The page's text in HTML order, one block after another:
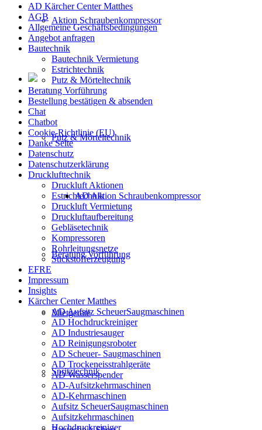
Aktion Schraubenkompressor
Putz & Mörteltechnik
Estrichtechnik
Beratung Vorführung
Mietgeräte
Spritztechnik
AD Kärcher Center Matthes
AGB
Allgemeine Geschäftsbedingungen
Angebot anfragen
Bautechnik
Bautechnik Vermietung
Estrichtechnik
Putz & Mörteltechnik
Beratung Vorführung
Bestellung bestätigen & absenden
Chat
Chatbot
Cookie-Richtlinie (EU)
Danke Seite
Datenschutz
Datenschutzerklärung
Drucklufttechnik
Druckluft Aktionen
AD Aktion Schraubenkompressor
Druckluft Vermietung
Druckluftaufbereitung
Gebläsetechnik
Kompressoren
Rohrleitungsnetze
Stickstofferzeugung
EFRE
Impressum
Insights
Kärcher Center Matthes
AD Aufsitz ScheuerSaugmaschinen
AD Hochdruckreiniger
AD Industriesauger
AD Reinigungsroboter
AD Scheuer- Saugmaschinen
AD Trockeneisstrahlgeräte
AD Wasserspender
AD-Aufsitzkehrmaschinen
AD-Kehrmaschinen
Aufsitz ScheuerSaugmaschinen
Aufsitzkehrmaschinen
Hochdruckreiniger